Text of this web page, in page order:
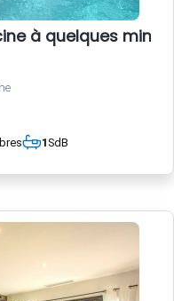
à quelques
1SdB